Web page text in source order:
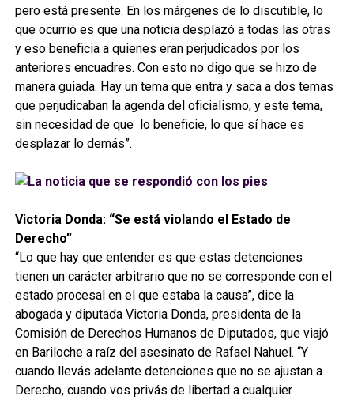
pero está presente. En los márgenes de lo discutible, lo
que ocurrió es que una noticia desplazó a todas las otras
y eso beneficia a quienes eran perjudicados por los
anteriores encuadres. Con esto no digo que se hizo de
manera guiada. Hay un tema que entra y saca a dos temas
que perjudicaban la agenda del oficialismo, y este tema,
sin necesidad de que lo beneficie, lo que sí hace es
desplazar lo demás”.
Victoria Donda: “Se está violando el Estado de
Derecho”
“Lo que hay que entender es que estas detenciones
tienen un carácter arbitrario que no se corresponde con el
estado procesal en el que estaba la causa”, dice la
abogada y diputada Victoria Donda, presidenta de la
Comisión de Derechos Humanos de Diputados, que viajó
en Bariloche a raíz del asesinato de Rafael Nahuel. “Y
cuando llevás adelante detenciones que no se ajustan a
Derecho, cuando vos privás de libertad a cualquier